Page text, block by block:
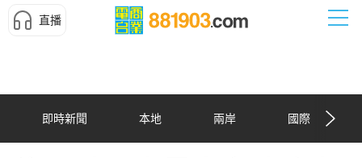
直播
即時新聞 本地 兩岸 國際